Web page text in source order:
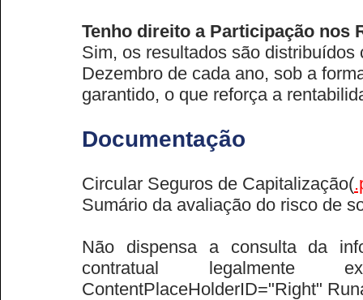
Tenho direito a Participação nos
Sim, os resultados são distribuídos
Dezembro de cada ano, sob a
garantido, o que reforça a
Documentação
Circular Seguros de Capitalização(
Sumário da avaliação do risco de
Não dispensa a consulta da
contratual legalmente
ContentPlaceHolderID="Right"